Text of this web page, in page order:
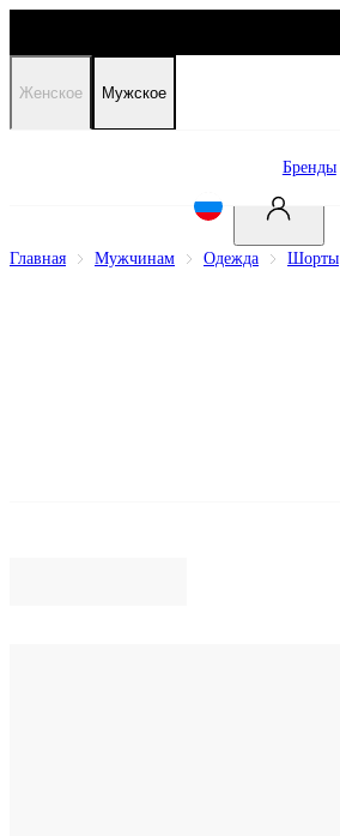
Женское Мужское
Бренды
Главная Мужчинам Одежда Шорты